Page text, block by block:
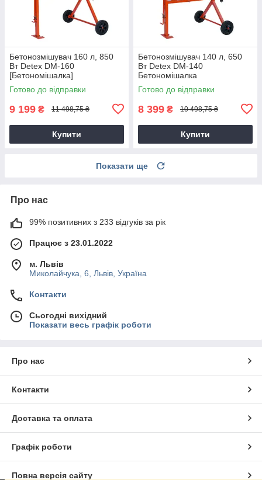
Бетонозмішувач 160 л, 850
Вт Detex DM-160
[Бетономішалка]
Готово до відправки
9 199 ₴ 11 498,75 ₴
Купити
Бетонозмішувач 140 л, 650
Вт Detex DM-140
Бетономішалка
Готово до відправки
8 399 ₴ 10 498,75 ₴
Купити
Показати ще
Про нас
99% позитивних з 233 відгуків за рік
Працює з 23.01.2022
м. Львів
Миколайчука, 6, Львів, Україна
Контакти
Сьогодні вихідний
Показати весь графік роботи
Про нас
Контакти
Доставка та оплата
Графік роботи
Повна версія сайту